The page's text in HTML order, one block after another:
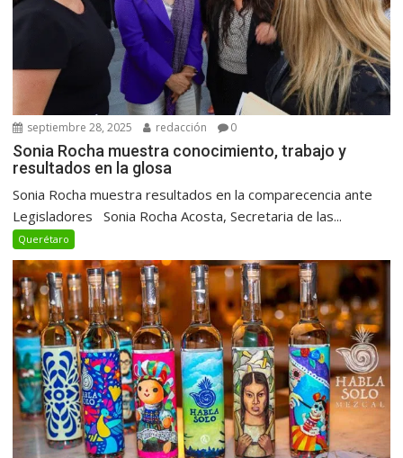
septiembre 28, 2025 redacción 0
Sonia Rocha muestra conocimiento, trabajo y
resultados en la glosa
Sonia Rocha muestra resultados en la comparecencia ante
Legisladores Sonia Rocha Acosta, Secretaria de las...
Querétaro